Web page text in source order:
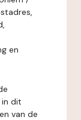
en
in dit
van de